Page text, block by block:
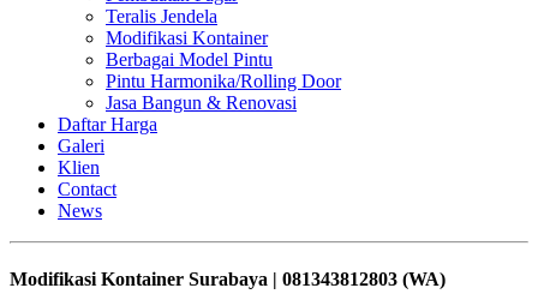
Teralis Jendela
Modifikasi Kontainer
Berbagai Model Pintu
Pintu Harmonika/Rolling Door
Jasa Bangun & Renovasi
Daftar Harga
Galeri
Klien
Contact
News
Modifikasi Kontainer Surabaya | 081343812803 (WA)